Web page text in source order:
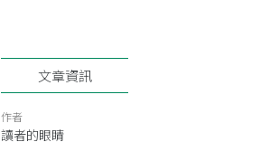
文章資訊
作者
讀者的眼睛